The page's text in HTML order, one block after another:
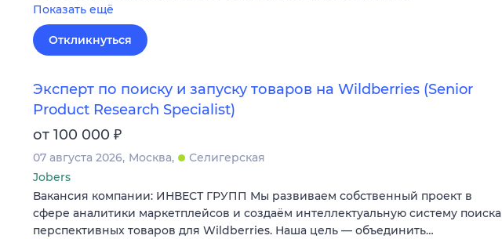
Показать ещё
Откликнуться
Эксперт по поиску и запуску товаров на Wildberries (Senior
Product Research Specialist)
от 100 000 ₽
07 августа 2026 Москва
Селигерская
Jobers
Вакансия компании: ИНВЕСТ ГРУПП Мы развиваем собственный проект в
сфере аналитики маркетплейсов и создаём интеллектуальную систему поиска
перспективных товаров для Wildberries. Наша цель — объединить…